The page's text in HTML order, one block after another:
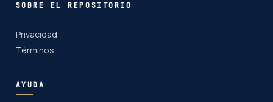
SOBRE EL REPOSITORIO
Privacidad
Términos
AYUDA